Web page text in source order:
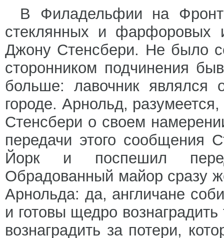
В Филадельфии на
стеклянных и фарфоровых
Джону Стенсбери. Не было
сторонником подчинения
больше: лавочник являлся
городе. Арнольд,
Стенсбери о своем
передачи этого сообщения
Йорк и поспешил
Обрадованный майор сразу
Арнольда: да, англичане
и готовы щедро
вознаградить за потери,